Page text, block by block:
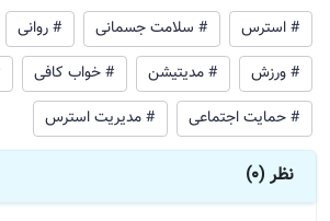
# استرس
# سلامت جسمانی # روانی
# ورزش
# مدیتیشن # خواب کافی
# حمایت اجتماعی
# مدیریت استرس
نظر (0)